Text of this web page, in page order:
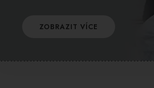
ZOBRAZIT VÍCE